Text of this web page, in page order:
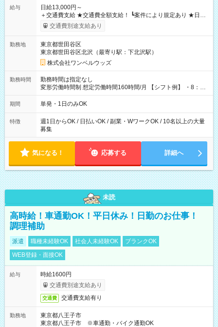
給与
日給13,000円～
＋交通費支給 ★交通費全額支給！ ┗案件により規定あり ★日払
いOK！（規定あり） ┗働いたその日に現金GET♪ お仕事後はコ
ンビニATMから 日払い分を引き落とせます！ 【試用期間】試
交通費別途支給あり
勤務地
東京都世田谷区
東京都世田谷区北沢（最寄り駅：下北沢駅）
株式会社ワンベルウッズ
勤務時間
勤務時間は指定なし
変形労働時間制 想定労働時間160時間/月 【シフト例】 ・8：00
～21：00
期間 単発・1日のみOK
特徴
週1日からOK / 日払いOK / 副業・WワークOK / 10名以上の大量
募集
気になる！ 応募する 詳細へ
未読
高時給！車通勤OK！平日休み！日勤のお仕事！
調理補助
派遣 職種未経験OK 社会人未経験OK
ブランクOK
WEB登録・面接OK
給与
時給1600円
交通費別途支給あり
交通費 交通費支給有り
勤務地
東京都八王子市
東京都八王子市 ※車通勤・バイク通勤OK